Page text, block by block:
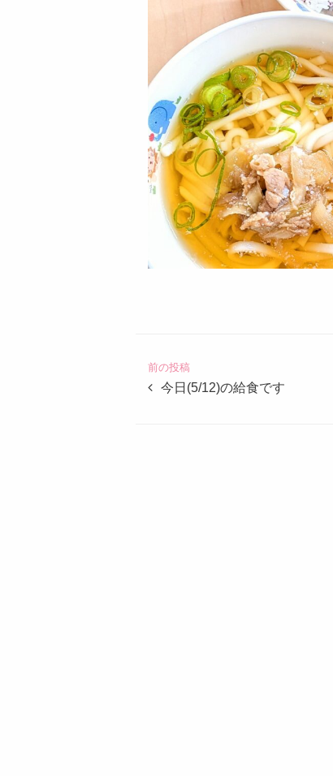
ど
も
前の投稿
今日(5/12)の給食です